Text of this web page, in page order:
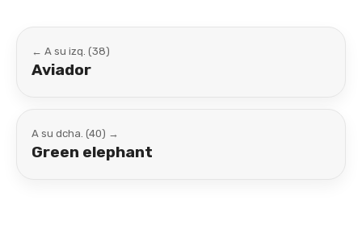
← A su izq. (38)
Aviador
A su dcha. (40) →
Green elephant